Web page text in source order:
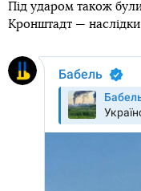
Під ударом також були
Кронштадт —